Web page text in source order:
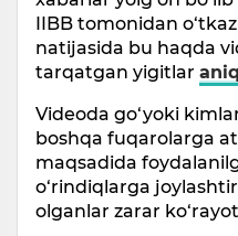
IIBB tomonidan
natijasida bu haqda
tarqatgan yigitlar
Videoda go‘yoki
boshqa fuqarolarga
maqsadida
o‘rindiqlarga
olganlar zarar